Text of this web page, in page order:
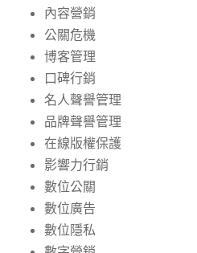
內容營銷
公關危機
博客管理
口碑行銷
名人聲譽管理
品牌聲譽管理
在線版權保護
影響力行銷
數位公關
數位廣告
數位隱私